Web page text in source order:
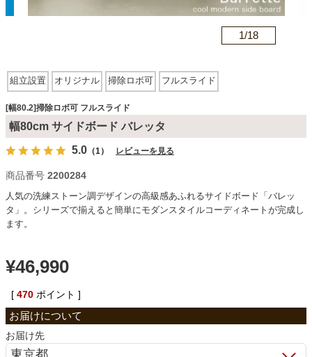
ダイニングテーブル・セット
椅子・チェア
食器棚・キッチン収納
収納家具
1/18
組立設置 オリジナル 掃除ロボ可 フルスライド
[幅80.2]掃除ロボ可 フルスライド
幅80cm サイドボード バレッタ
5.0 （1） レビューを見る
商品番号 2200284
人気の洗練ストーン調デザインの高級感あふれるサイドボード「バレッ
タ」。シリーズで揃えると簡単にモダンスタイルコーディネートが完成し
ます。
¥46,990
[ 470 ポイント ]
お届け先